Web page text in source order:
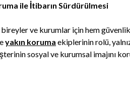
ile İtibarın Sürdürülmesi
ve kurumlar için hem
yakın koruma ekiplerinin rolü,
sosyal ve kurumsal imajını